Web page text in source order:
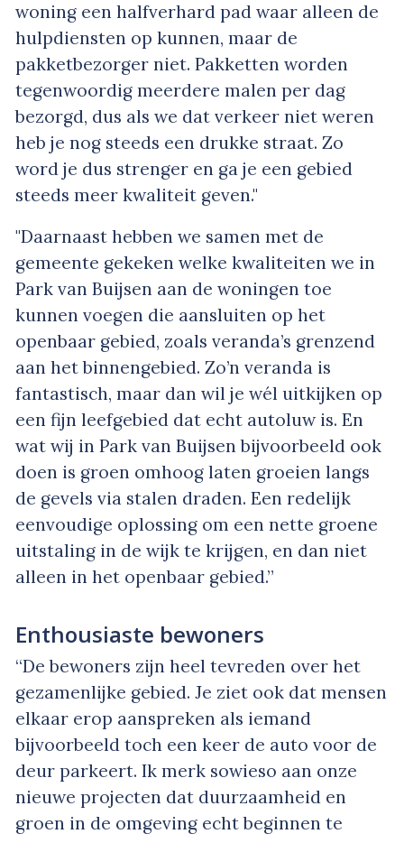
woning een halfverhard pad waar alleen de
hulpdiensten op kunnen, maar de
pakketbezorger niet. Pakketten worden
tegenwoordig meerdere malen per dag
bezorgd, dus als we dat verkeer niet weren
heb je nog steeds een drukke straat. Zo
word je dus strenger en ga je een gebied
steeds meer kwaliteit geven."
"Daarnaast hebben we samen met de
gemeente gekeken welke kwaliteiten we in
Park van Buijsen aan de woningen toe
kunnen voegen die aansluiten op het
openbaar gebied, zoals veranda’s grenzend
aan het binnengebied. Zo’n veranda is
fantastisch, maar dan wil je wél uitkijken op
een fijn leefgebied dat echt autoluw is. En
wat wij in Park van Buijsen bijvoorbeeld ook
doen is groen omhoog laten groeien langs
de gevels via stalen draden. Een redelijk
eenvoudige oplossing om een nette groene
uitstaling in de wijk te krijgen, en dan niet
alleen in het openbaar gebied.”
Enthousiaste bewoners
“De bewoners zijn heel tevreden over het
gezamenlijke gebied. Je ziet ook dat mensen
elkaar erop aanspreken als iemand
bijvoorbeeld toch een keer de auto voor de
deur parkeert. Ik merk sowieso aan onze
nieuwe projecten dat duurzaamheid en
groen in de omgeving echt beginnen te